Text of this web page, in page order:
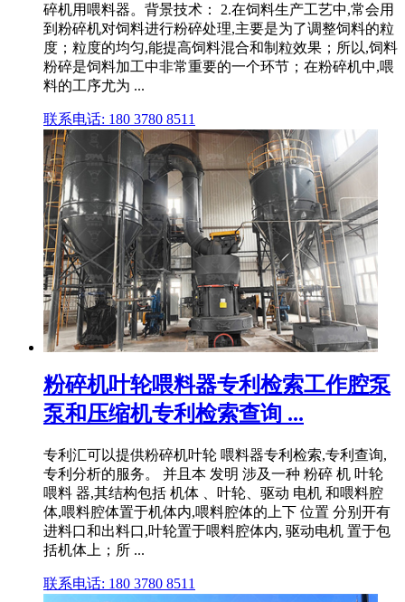
碎机用喂料器。背景技术： 2.在饲料生产工艺中,常会用
到粉碎机对饲料进行粉碎处理,主要是为了调整饲料的粒
度；粒度的均匀,能提高饲料混合和制粒效果；所以,饲料
粉碎是饲料加工中非常重要的一个环节；在粉碎机中,喂
料的工序尤为 ...
联系电话: 180 3780 8511
粉碎机叶轮喂料器专利检索工作腔泵
泵和压缩机专利检索查询 ...
专利汇可以提供粉碎机叶轮 喂料器专利检索,专利查询,
专利分析的服务。 并且本 发明 涉及一种 粉碎 机 叶轮
喂料 器,其结构包括 机体 、叶轮、驱动 电机 和喂料腔
体,喂料腔体置于机体内,喂料腔体的上下 位置 分别开有
进料口和出料口,叶轮置于喂料腔体内, 驱动电机 置于包
括机体上；所 ...
联系电话: 180 3780 8511